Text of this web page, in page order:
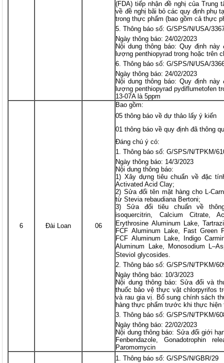
(FDA) tiếp nhận đề nghị của
về đề nghị bãi bỏ các quy định phụ
trong thực phẩm (bao gồm cả thực
Thông báo số: G/SPS/N/USA/
Ngày thông báo: 24/02/2023
Nội dung thông báo: Quy định
lượng penthiopyrad trong hoặc trên
Thông báo số: G/SPS/N/USA/
Ngày thông báo: 24/02/2023
Nội dung thông báo: Quy định
lượng penthiopyrad pydiflumetofen
13-07A là 5ppm
6 Đài Loan 06
Bao gồm:
05 thông báo về dự thảo lấy ý kiến
01 thông báo về quy định đã thông
Đáng chú ý có:
Thông báo số: G/SPS/N/TPKM/
Ngày thông báo: 14/3/2023
Nội dung thông báo:
1) Xây dựng tiêu chuẩn về đặc
Activated Acid Clay;
2) Sửa đổi tên mặt hàng cho L-
từ Stevia rebaudiana Bertoni;
3) Sửa đổi tiêu chuẩn về
isoquercitrin, Calcium Citrate,
Erythrosine Aluminum Lake,
FCF Aluminum Lake, Fast Green
FCF Aluminum Lake, Indigo
Aluminum Lake, Monosodium
Steviol glycosides.
Thông báo số: G/SPS/N/TPKM/
Ngày thông báo: 10/3/2023
Nội dung thông báo: Sửa đổi và
thuốc bảo vệ thực vật chlorpyrifos
và rau gia vị. Bổ sung chính sách
hàng thực phẩm trước khi thực hiện
Thông báo số: G/SPS/N/TPKM/
Ngày thông báo: 22/02/2023
Nội dung thông báo: Sửa đổi giới
Fenbendazole, Gonadotrophin
Paromomycin
Thông báo số: G/SPS/N/GBR/29